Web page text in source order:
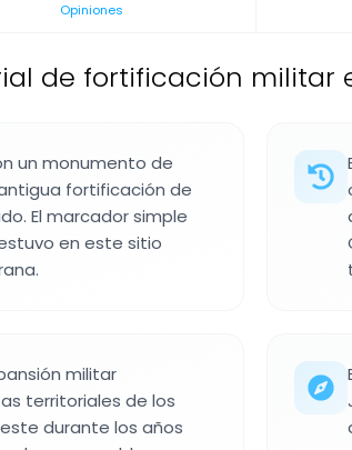
Opiniones
de fortificación militar
un monumento de
fortificación de
El marcador simple
en este sitio
militar
territoriales de los
durante los años